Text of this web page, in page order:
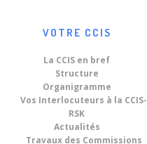
VOTRE CCIS
La CCIS en bref
Structure
Organigramme
Vos Interlocuteurs à la CCIS-
RSK
Actualités
Travaux des Commissions